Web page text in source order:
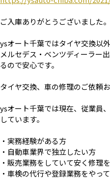
ご入庫ありがとうございました。
ysオート千葉ではタイヤ交換以
メルセデス・ベンツディーラー
るので安心です。
タイヤ交換、車の修理のご依頼
ysオート千葉では現在、従業員
しています。
・実務経験がある方
・自動車業界で独立したい方
・販売業務をしていて安く修理
・車検の代行や登録業務をやっ